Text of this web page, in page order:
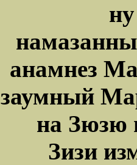
анамнез
заумный
на Зюзю
Зизи